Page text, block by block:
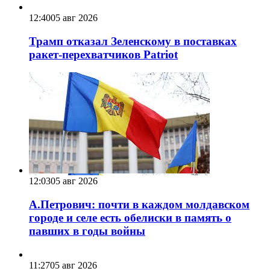
12:4005 авг 2026
Трамп отказал Зеленскому в поставках
ракет-перехватчиков Patriot
12:0305 авг 2026
А.Петрович: почти в каждом молдавском
городе и селе есть обелиски в память о
павших в годы войны
11:2705 авг 2026